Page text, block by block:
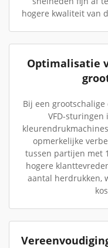
hogere kwaliteit van
Optimalisatie
Bij een
VFD-sturingen
opmerkelijke
tussen partijen met
hogere
aantal herdrukken,